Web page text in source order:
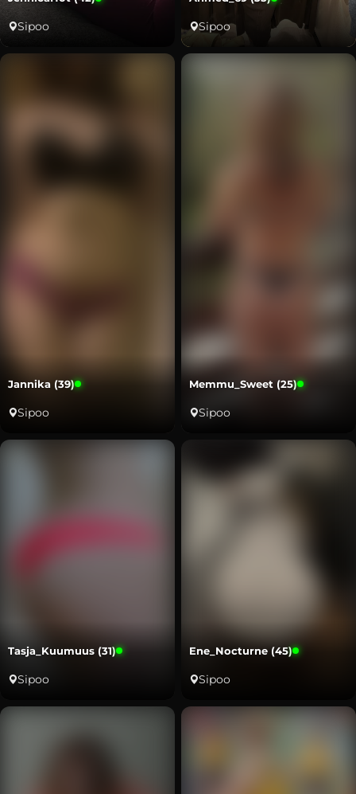
Sipoo Sipoo
Jannika (39)
Sipoo
Memmu_Sweet (25)
Sipoo
Tasja_Kuumuus (31)
Sipoo
Ene_Nocturne (45)
Sipoo